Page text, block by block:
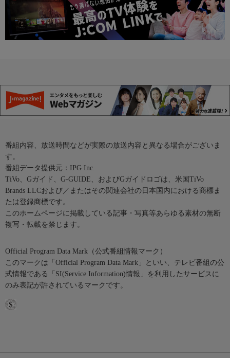
番組内容、放送時間などが実際の放送内容と異なる場合がございま
す。
番組データ提供元：IPG Inc.
TiVo、Gガイド、G-GUIDE、およびGガイドロゴは、米国TiVo
Brands LLCおよび／またはその関連会社の日本国内における商標ま
たは登録商標です。
このホームページに掲載している記事・写真等あらゆる素材の無断
複写・転載を禁じます。
Official Program Data Mark（公式番組情報マーク）
このマークは「Official Program Data Mark」といい、テレビ番組の公
式情報である「SI(Service Information)情報」を利用したサービスに
のみ表記が許されているマークです。